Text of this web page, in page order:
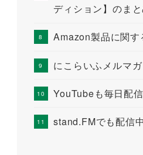
ディション】のま
Amazon製品に関す
にこらいふメルマガ
YouTubeも毎日配信
stand.FMでも配信中